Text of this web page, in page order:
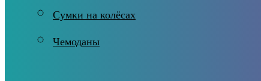
Сумки на колёсах
Чемоданы